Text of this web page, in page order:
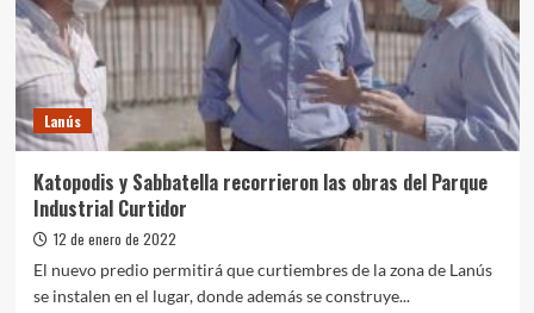
del
Sistema
Riachuelo
Lanús
Katopodis y Sabbatella recorrieron las obras del Parque
Industrial Curtidor
12 de enero de 2022
El nuevo predio permitirá que curtiembres de la zona de Lanús
se instalen en el lugar, donde además se construye...